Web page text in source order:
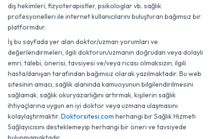
diş hekimleri, fizyoterapistler, psikologlar vb. sağlık
profesyonelleri ile internet kullanıcılarını buluşturan bağımsız bir
platformdur.
İş bu sayfada yer alan doktor/uzman yorumları ve
değerlendirmeleri, ilgili doktorun/uzmanın doğrudan veya dolaylı
emri, talebi, önerisi, tavsiyesi ve/veya ricası olmaksızın, ilgili
hasta/danışan tarafından bağımsız olarak yazılmaktadır. Bu web
sitesinin amacı, sağlık alanında kamuoyunun bilgilendirilmesini
sağlamak, sağlık okuryazarlığını artırmak, kişilerin sağlık
ihtiyaçlarına uygun en iyi doktor veya uzmana ulaşmasını
kolaylaştırmaktır. Doktorsitesi.com herhangi bir Sağlık Hizmeti
Sağlayıcısını desteklemeyip herhangi bir öneri ve tavsiyede